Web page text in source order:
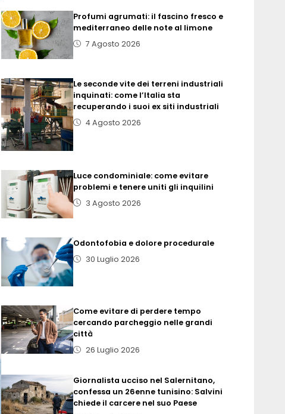
Profumi agrumati: il fascino fresco e
mediterraneo delle note al limone
7 Agosto 2026
Le seconde vite dei terreni industriali
inquinati: come l’Italia sta
recuperando i suoi ex siti industriali
4 Agosto 2026
Luce condominiale: come evitare
problemi e tenere uniti gli inquilini
3 Agosto 2026
Odontofobia e dolore procedurale
30 Luglio 2026
Come evitare di perdere tempo
cercando parcheggio nelle grandi
città
26 Luglio 2026
Giornalista ucciso nel Salernitano,
confessa un 26enne tunisino: Salvini
chiede il carcere nel suo Paese